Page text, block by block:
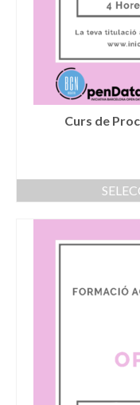
Curs de